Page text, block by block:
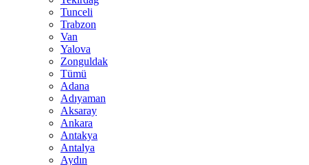
Tunceli
Trabzon
Van
Yalova
Zonguldak
Tümü
Adana
Adıyaman
Aksaray
Ankara
Antakya
Antalya
Aydın